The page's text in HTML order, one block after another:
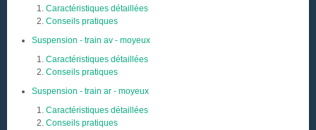
Caractéristiques détaillées
Conseils pratiques
Suspension - train av - moyeux
Caractéristiques détaillées
Conseils pratiques
Suspension - train ar - moyeux
Caractéristiques détaillées
Conseils pratiques